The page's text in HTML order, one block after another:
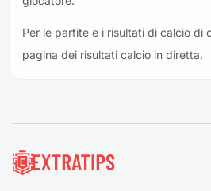
Per le partite e i risultati di calcio di
pagina dei risultati calcio in diretta.